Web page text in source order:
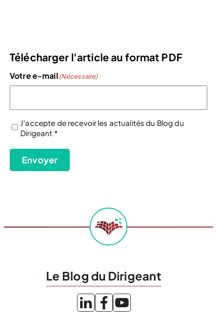
Télécharger l'article au format PDF
Votre e-mail (Nécessaire)
(Nécessaire)
J'accepte de recevoir les actualités du Blog du
Dirigeant *
Envoyer
Le Blog du Dirigeant